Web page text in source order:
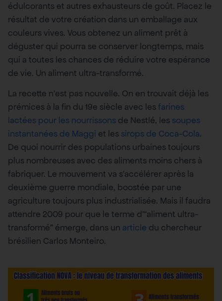
édulcorants et autres exhausteurs de goût. Placez le
résultat de votre création dans un emballage aux
couleurs vives. Vous obtenez un aliment prêt à
déguster qui pourra se conserver longtemps, mais
qui a toutes les chances de réduire votre espérance
de vie. Un aliment ultra-transformé.
La recette n’est pas nouvelle. On en trouvait déjà les
prémices à la fin du 19e siècle avec lesfarines
lactées pour les nourrissons de Nestlé, les soupes
instantanées de Maggi et les sirops de Coca-Cola.
De quoi nourrir des populations urbaines toujours
plus nombreuses avec des aliments moins chers à
fabriquer. Le mouvement va s’accélérer après la
deuxième guerre mondiale, boostée par une
agriculture toujours plus industrialisée. Mais il faudra
attendre 2009 pour que le terme d’“aliment ultra-
transformé” émerge, dans un article du chercheur
brésilien Carlos Monteiro.